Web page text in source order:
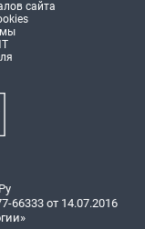
сайта
от 14.07.2016